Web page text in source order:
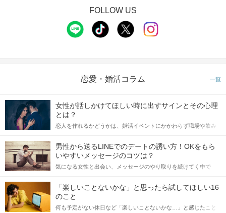
FOLLOW US
恋愛・婚活コラム 一覧
女性が話しかけてほしい時に出すサインとその心理
とは？
恋人を作れるかどうかは、婚活イベントにかかわらず職場や飲み
てアプローチできるかにも左右されます。 これから恋人作りを本
格的に始めようとしている方は、女性が異性を求めて出すサイン
をしっかりと理解し、正しい行動に移せるかどうかが重要。 この
記事では、女性が話しかけて欲しい時に出すサインとその心理を
合にどのような行動に繋げるべきかをご紹介していきます。
男性から送るLINEでのデートの誘い方！OKをもら
いやすいメッセージのコツは？
気になる女性と出会い、メッセージのやり取りを続けてく中で
しかし、中には「どう誘ったらいいの？」とお困りの男性もいら
っしゃるのではないでしょうか。 そこで今回は、男性から女性へ
送るLINEでのデートの誘い方のコツをご紹介します。例文も混じ
えながら解説するので、ぜひ参考にしてください。
「楽しいことないかな」と思ったら試してほしい16
のこと
何も予定がない休日など「楽しいことないかな…」と感じたこと